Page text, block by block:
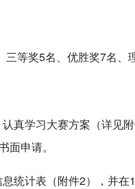
等奖5名、优胜奖7名、
真学习大赛方案（详见
申请。
统计表（附件2），并